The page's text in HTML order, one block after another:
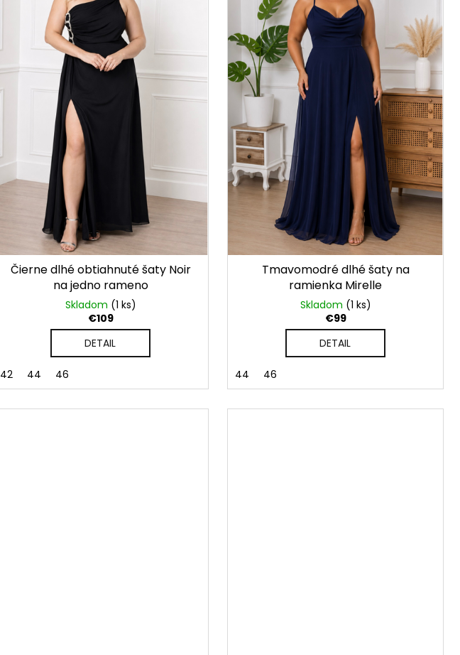
Čierne dlhé obtiahnuté šaty Noir
na jedno rameno
Skladom (1 ks)
€109
DETAIL
42 44 46
Tmavomodré dlhé šaty na
ramienka Mirelle
Skladom (1 ks)
€99
DETAIL
44 46